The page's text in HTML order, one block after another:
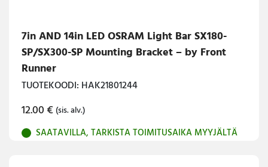
7in AND 14in LED OSRAM Light Bar SX180-
SP/SX300-SP Mounting Bracket – by Front
Runner
TUOTEKOODI: HAK21801244
12.00€ (sis. alv.)
SAATAVILLA, TARKISTA TOIMITUSAIKA MYYJÄLTÄ